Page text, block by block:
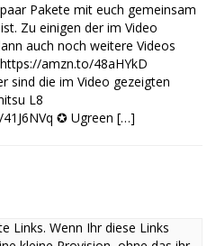
Pakete mit euch gemeinsam
Zu einigen der im Video
auch noch weitere Videos
amzn.to/48aHYkD
sind die im Video gezeigten
L8
✪ Ugreen […]
Links. Wenn Ihr diese Links